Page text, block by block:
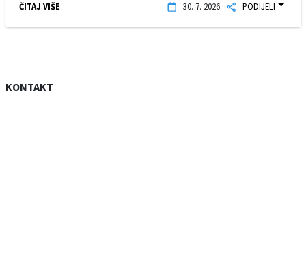
ČITAJ VIŠE 30. 7. 2026. PODIJELI
KONTAKT